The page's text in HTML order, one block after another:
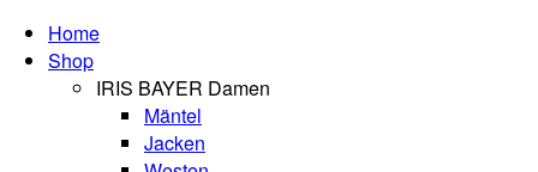
Home
Shop
IRIS BAYER Damen
Mäntel
Jacken